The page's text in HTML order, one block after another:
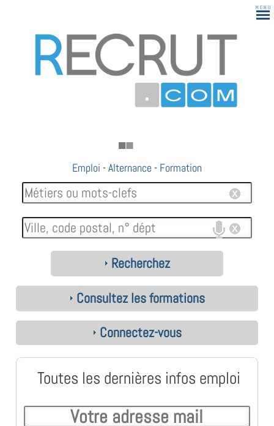
Emploi -Alternance - Formation
Recherchez
Consultez les formations
Connectez-vous
Toutes les dernières infos emploi